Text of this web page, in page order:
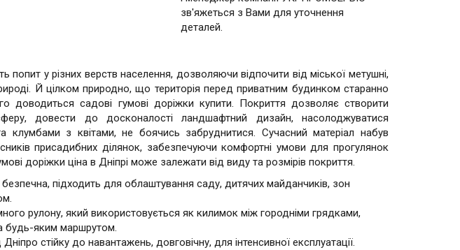
зв'яжеться з Вами для уточнення
деталей.
попит у різних верств населення, дозволяючи відпочити від міської метушні,
Й цілком природно, що територія перед приватним будинком старанно
доводиться садові гумові доріжки купити. Покриття дозволяє створити
довести до досконалості ландшафтний дизайн, насолоджуватися
клумбами з квітами, не боячись забруднитися. Сучасний матеріал набув
присадибних ділянок, забезпечуючи комфортні умови для прогулянок
доріжки ціна в Дніпрі може залежати від виду та розмірів покриття.
підходить для облаштування саду, дитячих майданчиків, зон
рулону, який використовується як килимок між городніми грядками,
будь-яким маршрутом.
стійку до навантажень, довговічну, для інтенсивної експлуатації.